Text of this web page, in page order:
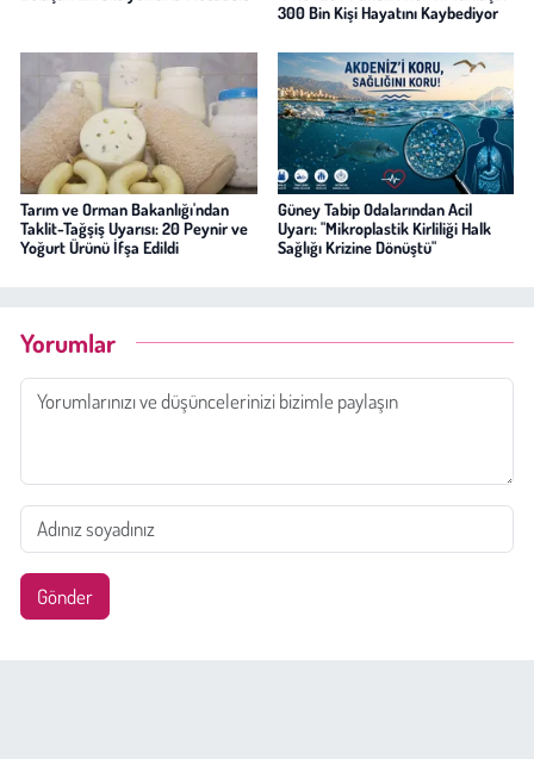
300 Bin Kişi Hayatını Kaybediyor
Tarım ve Orman Bakanlığı'ndan
Taklit-Tağşiş Uyarısı: 20 Peynir ve
Yoğurt Ürünü İfşa Edildi
Güney Tabip Odalarından Acil
Uyarı: "Mikroplastik Kirliliği Halk
Sağlığı Krizine Dönüştü"
Yorumlar
Gönder